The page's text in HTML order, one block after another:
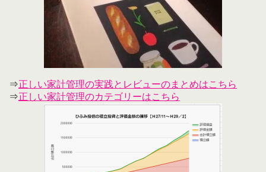
⇒正しい家計管理の実践とレビューのまとめはこちら
⇒正しい家計管理のカテゴリーはこちら